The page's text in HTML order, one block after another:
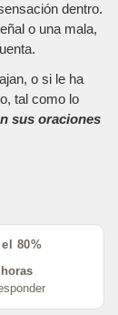
dentro.
o una mala,
o si le ha
tal como lo
sus oraciones
el 80%
horas